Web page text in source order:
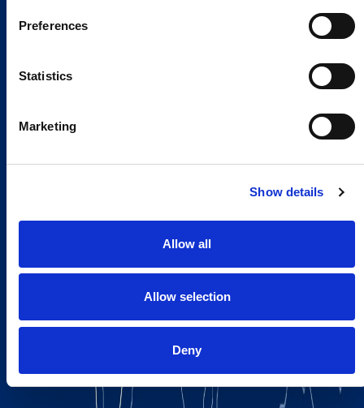
Preferences
Statistics
Marketing
Show details
Allow all
Allow selection
Deny